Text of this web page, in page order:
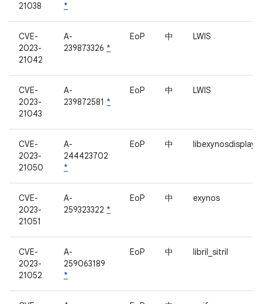
21038
*
CVE-
2023-
21042
A-
239873326 *
EoP 中 LWIS
CVE-
2023-
21043
A-
239872581 *
EoP 中 LWIS
CVE-
2023-
21050
A-
244423702
*
EoP 中 libexynosdisplay
CVE-
2023-
21051
A-
259323322 *
EoP 中 exynos
CVE-
2023-
21052
A-
259063189
*
EoP 中 libril_sitril